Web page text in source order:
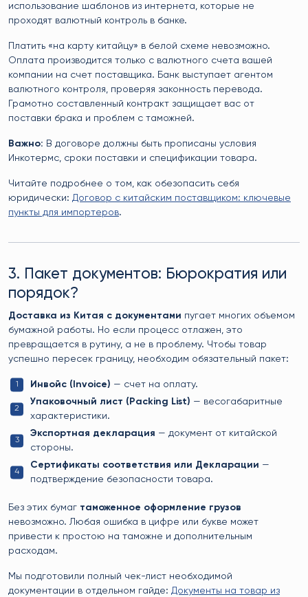
использование шаблонов из интернета, которые не
проходят валютный контроль в банке.
Платить «на карту китайцу» в белой схеме невозможно.
Оплата производится только с валютного счета вашей
компании на счет поставщика. Банк выступает агентом
валютного контроля, проверяя законность перевода.
Грамотно составленный контракт защищает вас от
поставки брака и проблем с таможней.
Важно: В договоре должны быть прописаны условия
Инкотермс, сроки поставки и спецификации товара.
Читайте подробнее о том, как обезопасить себя
юридически: Договор с китайским поставщиком: ключевые
пункты для импортеров.
3. Пакет документов: Бюрократия или
порядок?
Доставка из Китая с документами пугает многих объемом
бумажной работы. Но если процесс отлажен, это
превращается в рутину, а не в проблему. Чтобы товар
успешно пересек границу, необходим обязательный пакет:
Инвойс (Invoice) — счет на оплату.
Упаковочный лист (Packing List) — весогабаритные
характеристики.
Экспортная декларация — документ от китайской
стороны.
Сертификаты соответствия или Декларации —
подтверждение безопасности товара.
Без этих бумаг таможенное оформление грузов
невозможно. Любая ошибка в цифре или букве может
привести к простою на таможне и дополнительным
расходам.
Мы подготовили полный чек-лист необходимой
документации в отдельном гайде: Документы на товар из